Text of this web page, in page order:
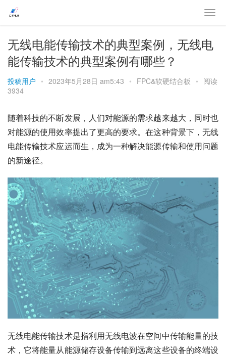
无线电能传输技术的典型案例，无线电
能传输技术的典型案例有哪些？
投稿用户 • 2023年5月28日 am5:43 • FPC&软硬结合板 • 阅读
3934
随着科技的不断发展，人们对能源的需求越来越大，同时也
对能源的使用效率提出了更高的要求。在这种背景下，无线
电能传输技术应运而生，成为一种解决能源传输和使用问题
的新途径。
无线电能传输技术是指利用无线电波在空间中传输能量的技
术，它将能量从能源储存设备传输到远离这些设备的终端设